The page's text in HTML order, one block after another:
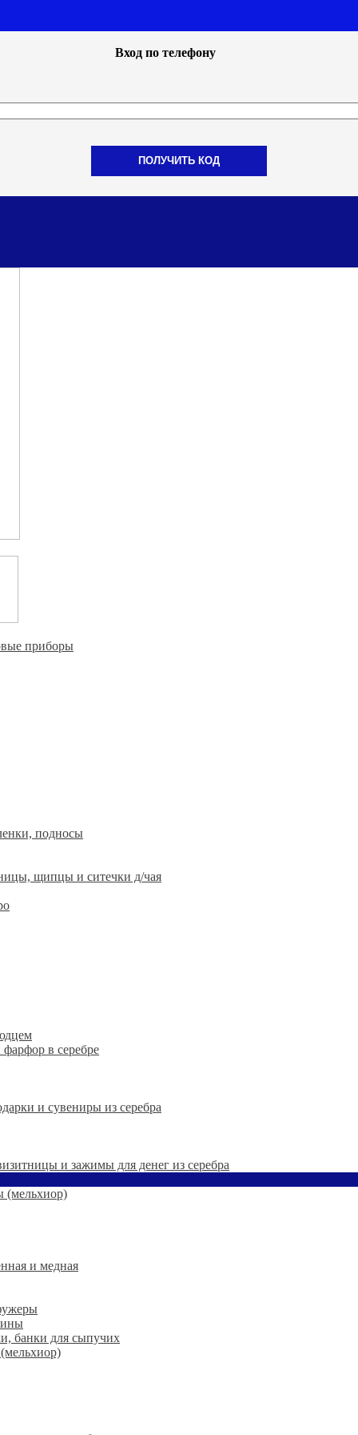
Вход по телефону
ПОЛУЧИТЬ КОД
приборы
подносы
щипцы и ситечки д/чая
в серебре
и сувениры из серебра
и зажимы для денег из серебра
(мельхиор)
и медная
банки для сыпучих